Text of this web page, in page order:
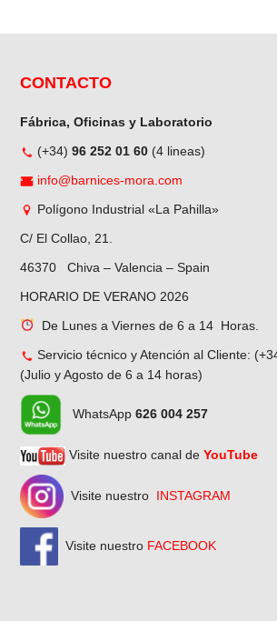
CONTACTO
Fábrica, Oficinas y Laboratorio
(+34) 96 252 01 60 (4 lineas)
info@barnices-mora.com
Polígono Industrial «La Pahilla»
C/ El Collao, 21.
46370 Chiva – Valencia – Spain
HORARIO DE VERANO 2026
De Lunes a Viernes de 6 a 14 Horas.
Servicio técnico y Atención al Cliente:
(Julio y Agosto de 6 a 14 horas)
WhatsApp 626 004 257
Visite nuestro canal de YouTube
Visite nuestro INSTAGRAM
Visite nuestro FACEBOOK